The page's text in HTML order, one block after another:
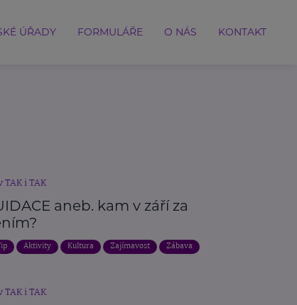
ÚŘADY FORMULÁŘE O NÁS KONTAKT
i TAK
aneb. kam v září za
Aktivity Kultura Zajímavost Zábava
i TAK